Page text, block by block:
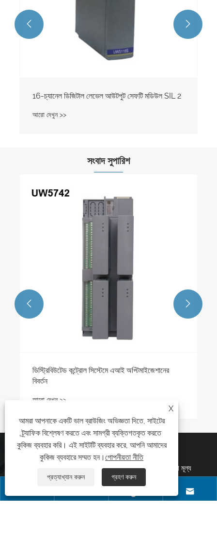
16-চ্যানেল ডিজিটাল লেভেল আউটপুট সেফটি মডিউল SIL 2
আরো দেখুন >>
 
সংবাদ সুপারিশ
ডিস্ট্রিবিউটেড কন্ট্রোল সিস্টেমে এআই অপ্টিমাইজেশানের
বিবর্তন
আরো দেখুন >>
 
অনুসন্ধান পাঠান
কন্ট্রোল সিস্টেম, ডিস্ট্রিবিউটেড কন্ট্রোল সিস্টেম, সেফটি কন্ট্রোল সিস্টেম বা মূল্য
তালিকা সম্পর্কে অনুসন্ধানের জন্য, দয়া করে আপনার ইমেলটি আমাদের কাছে ছেড়ে দিন
এবং আমরা 24 ঘন্টার মধ্যে যোগাযোগ করব।

X
আমরা আপনাকে একটি ভাল ব্রাউজিং অভিজ্ঞতা দিতে, সাইটের
ট্র্যাফিক বিশ্লেষণ করতে এবং সামগ্রী ব্যক্তিগতকৃত করতে
কুকিজ ব্যবহার করি। এই সাইটটি ব্যবহার করে, আপনি আমাদের
কুকিজ ব্যবহারে সম্মত হন।গোপনীয়তা নীতি
প্রত্যাখ্যান করুন গ্রহণ করুন